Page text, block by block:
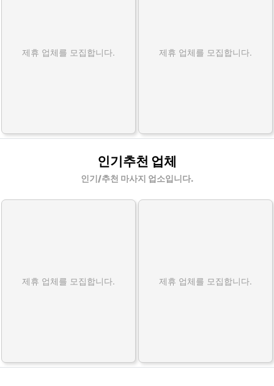
제휴 업체를 모집합니다. 제휴 업체를 모집합니다.
인기추천 업체
인기/추천 마사지 업소입니다.
제휴 업체를 모집합니다. 제휴 업체를 모집합니다.